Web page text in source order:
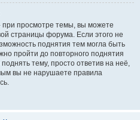
при просмотре темы, вы можете
страницы форума. Если этого не
поднятия тем могла быть
пройти до повторного поднятия
тему, просто ответив на неё,
вы не нарушаете правила